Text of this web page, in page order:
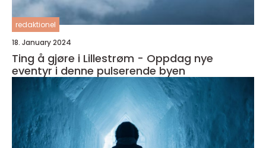
redaktionel
18. January 2024
Ting å gjøre i Lillestrøm - Oppdag nye
eventyr i denne pulserende byen